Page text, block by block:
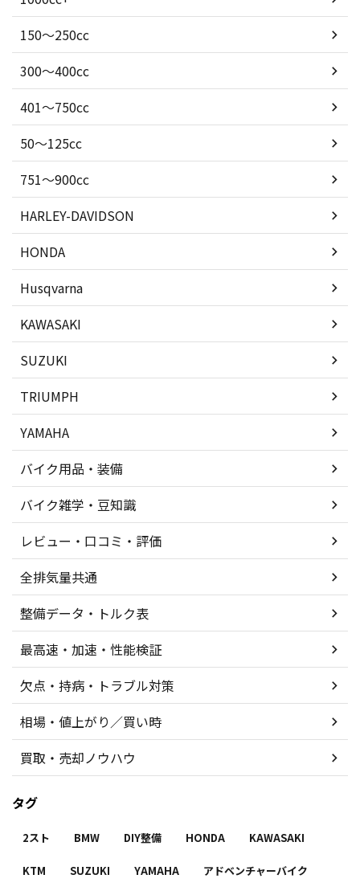
150〜250cc
300〜400cc
401〜750cc
50〜125cc
751〜900cc
HARLEY-DAVIDSON
HONDA
Husqvarna
KAWASAKI
SUZUKI
TRIUMPH
YAMAHA
バイク用品・装備
バイク雑学・豆知識
レビュー・口コミ・評価
全排気量共通
整備データ・トルク表
最高速・加速・性能検証
欠点・持病・トラブル対策
相場・値上がり／買い時
買取・売却ノウハウ
タグ
2スト BMW DIY整備 HONDA KAWASAKI
KTM SUZUKI YAMAHA アドベンチャーバイク